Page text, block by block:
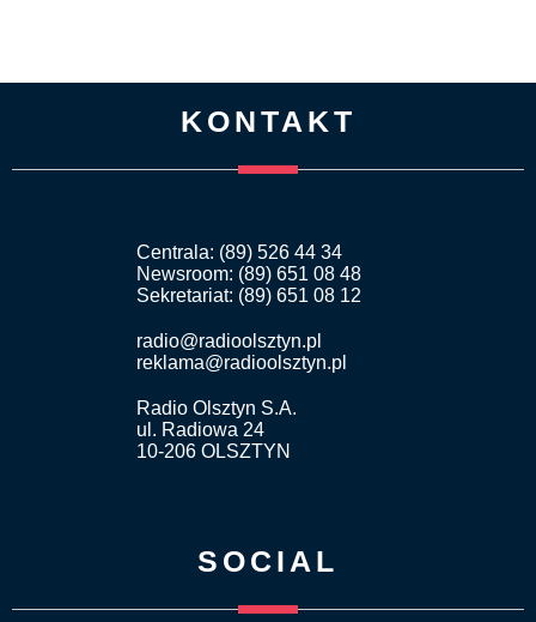
KONTAKT
Centrala: (89) 526 44 34
Newsroom: (89) 651 08 48
Sekretariat: (89) 651 08 12
radio@radioolsztyn.pl
reklama@radioolsztyn.pl
Radio Olsztyn S.A.
ul. Radiowa 24
10-206 OLSZTYN
SOCIAL